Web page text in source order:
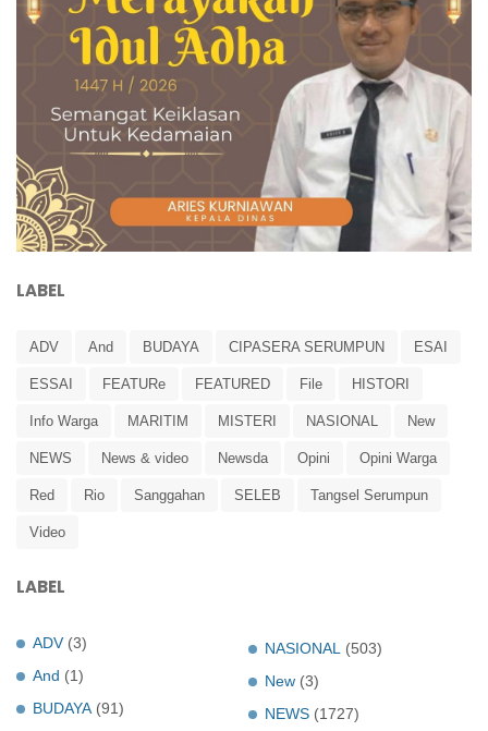
LABEL
ADV And BUDAYA CIPASERA SERUMPUN ESAI
ESSAI FEATURe FEATURED File HISTORI
Info Warga MARITIM MISTERI NASIONAL New
NEWS News & video Newsda Opini Opini Warga
Red Rio Sanggahan SELEB Tangsel Serumpun
Video
LABEL
ADV (3)
And (1)
BUDAYA (91)
NASIONAL
(503)
New (3)
NEWS (1727)